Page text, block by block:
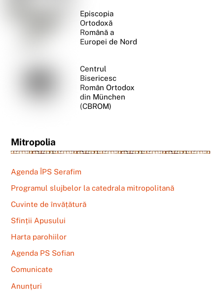
Episcopia
Ortodoxă
Română a
Europei de Nord
Centrul
Bisericesc
Român Ortodox
din München
(CBROM)
Mitropolia
Agenda ÎPS Serafim
Programul slujbelor la catedrala mitropolitană
Cuvinte de învățătură
Sfinții Apusului
Harta parohiilor
Agenda PS Sofian
Comunicate
Anunțuri